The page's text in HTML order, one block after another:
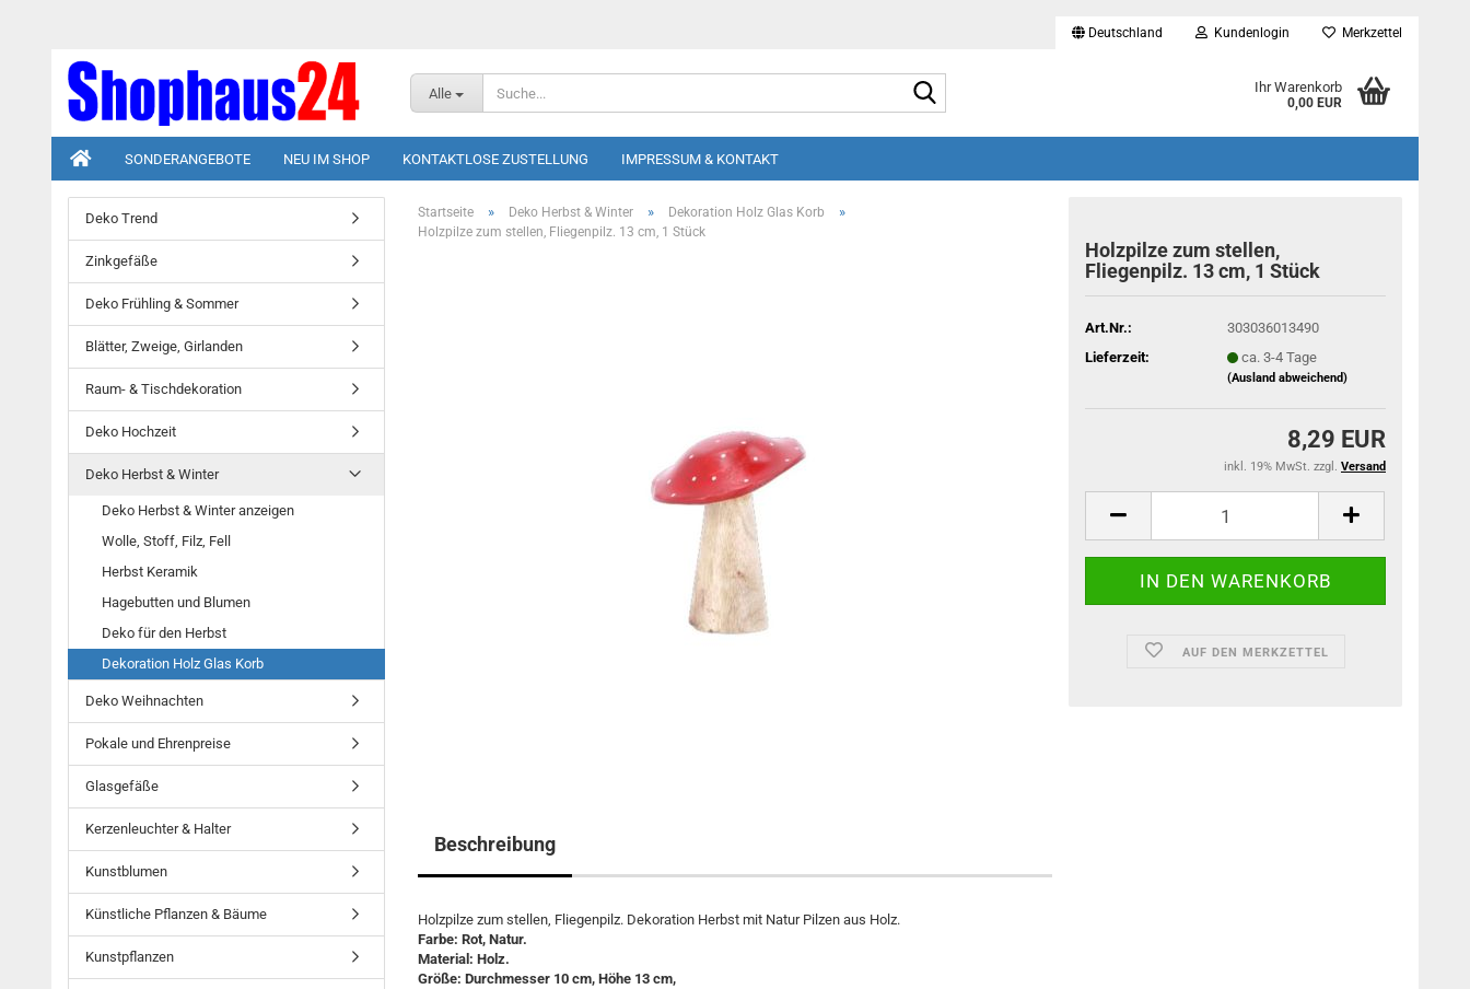
Deutschland Kundenlogin Merkzettel
Alle Ihr Warenkorb
0,00 EUR
SONDERANGEBOTE NEU IM SHOP KONTAKTLOSE ZUSTELLUNG IMPRESSUM & KONTAKT
Startseite » Deko Herbst & Winter » Dekoration Holz Glas Korb »
Holzpilze zum stellen, Fliegenpilz. 13 cm, 1 Stück
Holzpilze zum stellen,
Fliegenpilz. 13 cm, 1 Stück
Art.Nr.:
303036013490
Lieferzeit:
ca. 3-4 Tage
(Ausland abweichend)
8,29 EUR
inkl. 19% MwSt. zzgl. Versand
AUF DEN MERKZETTEL
Beschreibung
Holzpilze zum stellen, Fliegenpilz. Dekoration Herbst mit Natur Pilzen aus Holz.
Farbe: Rot, Natur.
Material: Holz.
Größe: Durchmesser 10 cm, Höhe 13 cm,
Deko Trend
Zinkgefäße
Deko Frühling & Sommer
Blätter, Zweige, Girlanden
Raum- & Tischdekoration
Deko Hochzeit
Deko Herbst & Winter
Deko Herbst & Winter anzeigen
Wolle, Stoff, Filz, Fell
Herbst Keramik
Hagebutten und Blumen
Deko für den Herbst
Dekoration Holz Glas Korb
Deko Weihnachten
Pokale und Ehrenpreise
Glasgefäße
Kerzenleuchter & Halter
Kunstblumen
Künstliche Pflanzen & Bäume
Kunstpflanzen